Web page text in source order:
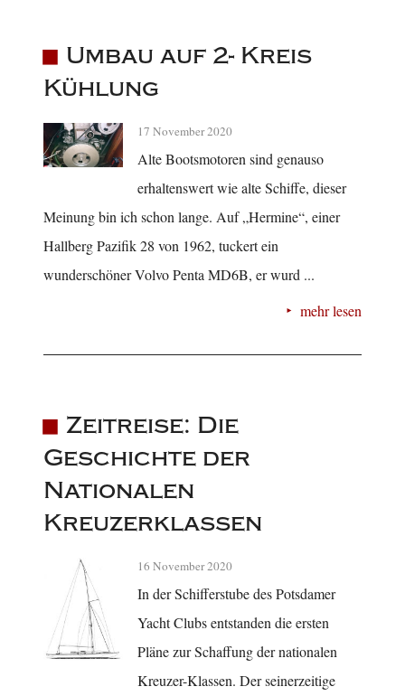
Umbau auf 2- Kreis
Kühlung
17 November 2020
Alte Bootsmotoren sind genauso
erhaltenswert wie alte Schiffe, dieser
Meinung bin ich schon lange. Auf „Hermine“, einer
Hallberg Pazifik 28 von 1962, tuckert ein
wunderschöner Volvo Penta MD6B, er wurd ...
mehr lesen
Zeitreise: Die
Geschichte der
Nationalen
Kreuzerklassen
16 November 2020
In der Schifferstube des Potsdamer
Yacht Clubs entstanden die ersten
Pläne zur Schaffung der nationalen
Kreuzer-Klassen. Der seinerzeitige